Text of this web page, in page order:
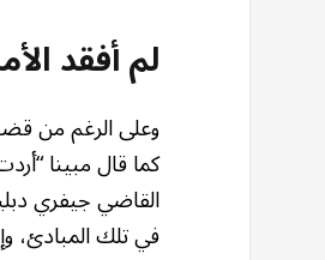
لم أفقد
كما قال مبينا
القاضي جيفري
في تلك المبادئ،